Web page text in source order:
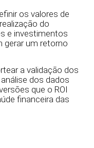
os valores de
do
e investimentos
gerar um retorno
a validação dos
dos dados
que o ROI
financeira das